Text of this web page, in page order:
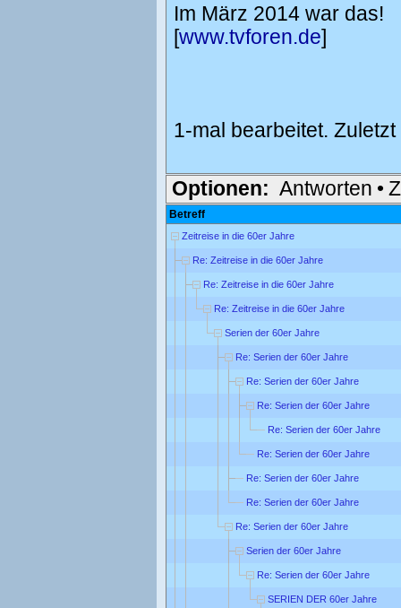
Im März 2014 war das!
[www.tvforen.de]
1-mal bearbeitet.
Optionen: Antworten •
Betreff
Zeitreise in die 60er Jahre
Re: Zeitreise in die 60er Jahre
Re: Zeitreise in die 60er Jahre
Re: Zeitreise in die 60er Jahre
Serien der 60er Jahre
Re: Serien der 60er Jahre
Re: Serien der 60er Jahre
Re: Serien der 60er Jahre
Re: Serien der 60er Jahre
Re: Serien der 60er Jahre
Re: Serien der 60er Jahre
Re: Serien der 60er Jahre
Re: Serien der 60er Jahre
Serien der 60er Jahre
Re: Serien der 60er Jahre
SERIEN DER 60er Jahre